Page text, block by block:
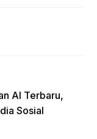
AI Terbaru,
Sosial